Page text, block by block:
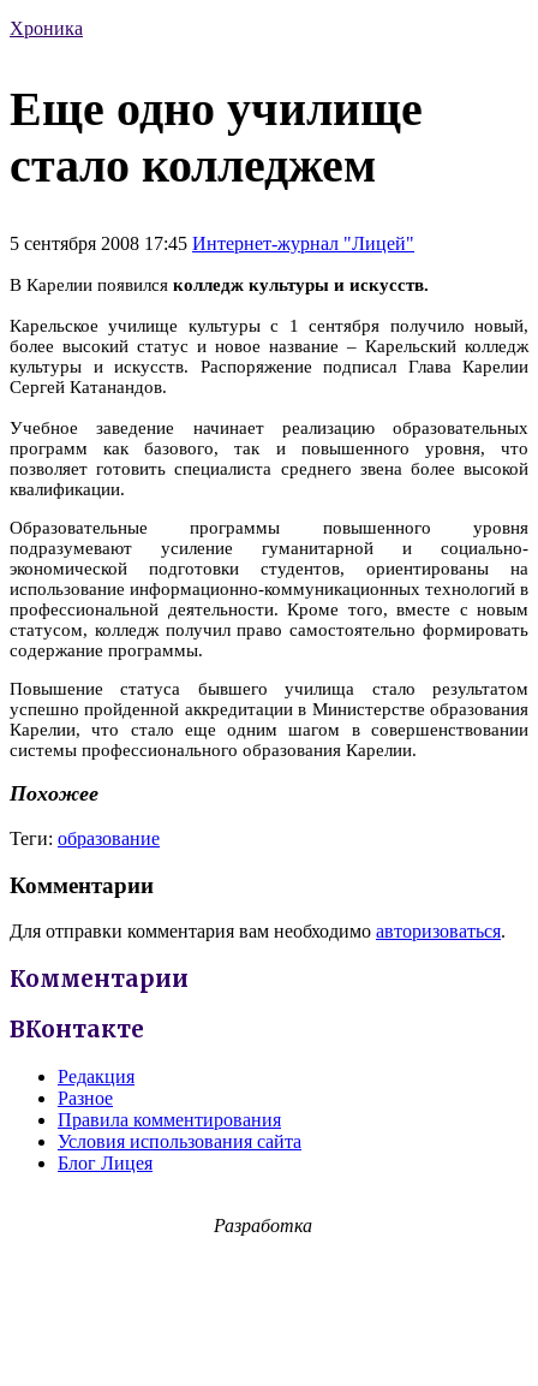
Хроника
Еще одно училище
стало колледжем
5 сентября 2008 17:45 Интернет-журнал "Лицей"
В Карелии появился колледж культуры и искусств.
Карельское училище культуры с 1 сентября получило новый,
более высокий статус и новое название – Карельский колледж
культуры и искусств. Распоряжение подписал Глава Карелии
Сергей Катанандов.
Учебное заведение начинает реализацию образовательных
программ как базового, так и повышенного уровня, что
позволяет готовить специалиста среднего звена более высокой
квалификации.
Образовательные программы повышенного уровня
подразумевают усиление гуманитарной и социально-
экономической подготовки студентов, ориентированы на
использование информационно-коммуникационных технологий в
профессиональной деятельности. Кроме того, вместе с новым
статусом, колледж получил право самостоятельно формировать
содержание программы.
Повышение статуса бывшего училища стало результатом
успешно пройденной аккредитации в Министерстве образования
Карелии, что стало еще одним шагом в совершенствовании
системы профессионального образования Карелии.
Похожее
Теги: образование
Комментарии
Для отправки комментария вам необходимо авторизоваться.
Комментарии
ВКонтакте
Редакция
Разное
Правила комментирования
Условия использования сайта
Блог Лицея
Разработка